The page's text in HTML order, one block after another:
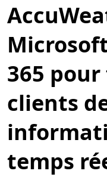
365
clients
temps